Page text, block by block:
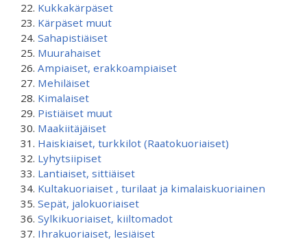
Kukkakärpäset
Kärpäset muut
Sahapistiäiset
Muurahaiset
Ampiaiset, erakkoampiaiset
Mehiläiset
Kimalaiset
Pistiäiset muut
Maakiitäjäiset
Haiskiaiset, turkkilot (Raatokuoriaiset)
Lyhytsiipiset
Lantiaiset, sittiäiset
Kultakuoriaiset , turilaat ja kimalaiskuoriainen
Sepät, jalokuoriaiset
Sylkikuoriaiset, kiiltomadot
Ihrakuoriaiset, lesiäiset